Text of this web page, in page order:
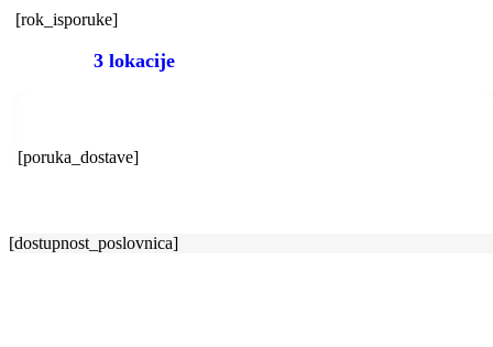
[rok_isporuke]
3 lokacije
[poruka_dostave]
[dostupnost_poslovnica]